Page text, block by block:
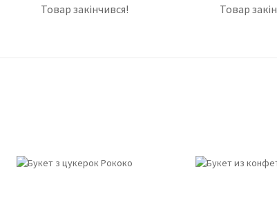
Товар закінчився! Товар